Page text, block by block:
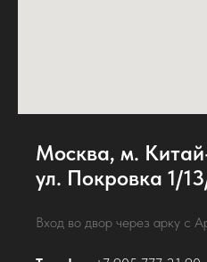
Москва, м.
ул. Покровка 1/
Вход во двор через арку с